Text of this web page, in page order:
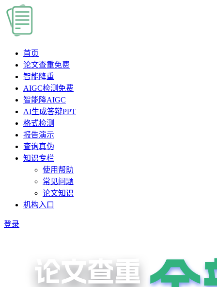
首页
论文查重免费
智能降重
AIGC检测 免费
智能降AIGC
AI生成答辩PPT
格式检测
报告演示
查询真伪
知识专栏
使用帮助
常见问题
论文知识
机构入口
登录